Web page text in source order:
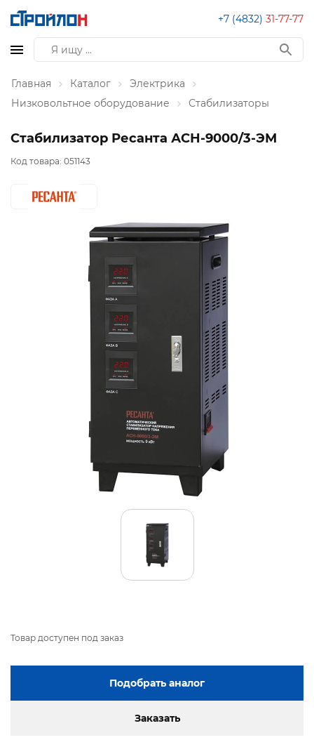
+7 (4832) 31-77-77
Главная Каталог
Электрика
Низковольтное оборудование
Стабилизаторы
Стабилизатор Ресанта АСН-9000/3-ЭМ
Код товара: 051143
Товар доступен под заказ
Подобрать аналог
Заказать